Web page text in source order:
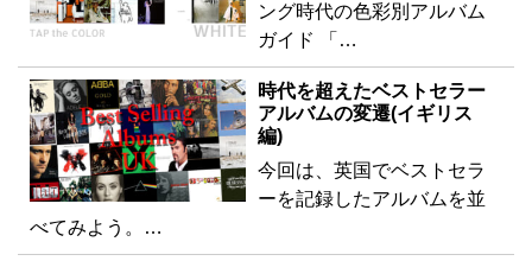
ング時代の色彩別アルバム
ガイド 「…
時代を超えたベストセラー
アルバムの変遷(イギリス
編)
今回は、英国でベストセラ
ーを記録したアルバムを並
べてみよう。…